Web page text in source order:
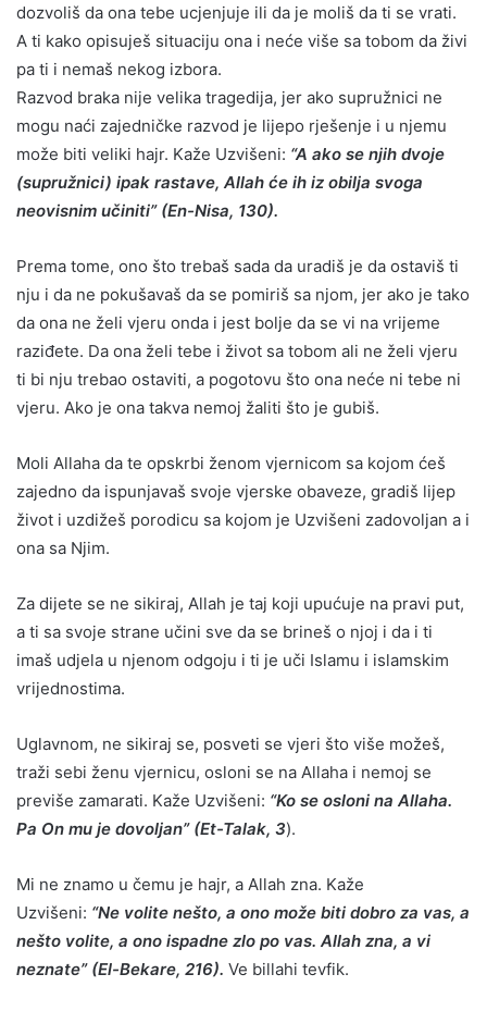
dozvoliš da ona tebe ucjenjuje ili da je moliš da ti se vrati.
A ti kako opisuješ situaciju ona i neće više sa tobom da živi
pa ti i nemaš nekog izbora.
Razvod braka nije velika tragedija, jer ako supružnici ne
mogu naći zajedničke razvod je lijepo rješenje i u njemu
može biti veliki hajr. Kaže Uzvišeni: “A ako se njih dvoje
(supružnici) ipak rastave, Allah će ih iz obilja svoga
neovisnim učiniti” (En-Nisa, 130).
Prema tome, ono što trebaš sada da uradiš je da ostaviš ti
nju i da ne pokušavaš da se pomiriš sa njom, jer ako je tako
da ona ne želi vjeru onda i jest bolje da se vi na vrijeme
raziđete. Da ona želi tebe i život sa tobom ali ne želi vjeru
ti bi nju trebao ostaviti, a pogotovu što ona neće ni tebe ni
vjeru. Ako je ona takva nemoj žaliti što je gubiš.
Moli Allaha da te opskrbi ženom vjernicom sa kojom ćeš
zajedno da ispunjavaš svoje vjerske obaveze, gradiš lijep
život i uzdižeš porodicu sa kojom je Uzvišeni zadovoljan a i
ona sa Njim.
Za dijete se ne sikiraj, Allah je taj koji upućuje na pravi put,
a ti sa svoje strane učini sve da se brineš o njoj i da i ti
imaš udjela u njenom odgoju i ti je uči Islamu i islamskim
vrijednostima.
Uglavnom, ne sikiraj se, posveti se vjeri što više možeš,
traži sebi ženu vjernicu, osloni se na Allaha i nemoj se
previše zamarati. Kaže Uzvišeni: “Ko se osloni na Allaha.
Pa On mu je dovoljan” (Et-Talak, 3).
Mi ne znamo u čemu je hajr, a Allah zna. Kaže
Uzvišeni: “Ne volite nešto, a ono može biti dobro za vas, a
nešto volite, a ono ispadne zlo po vas. Allah zna, a vi
neznate” (El-Bekare, 216). Ve billahi tevfik.